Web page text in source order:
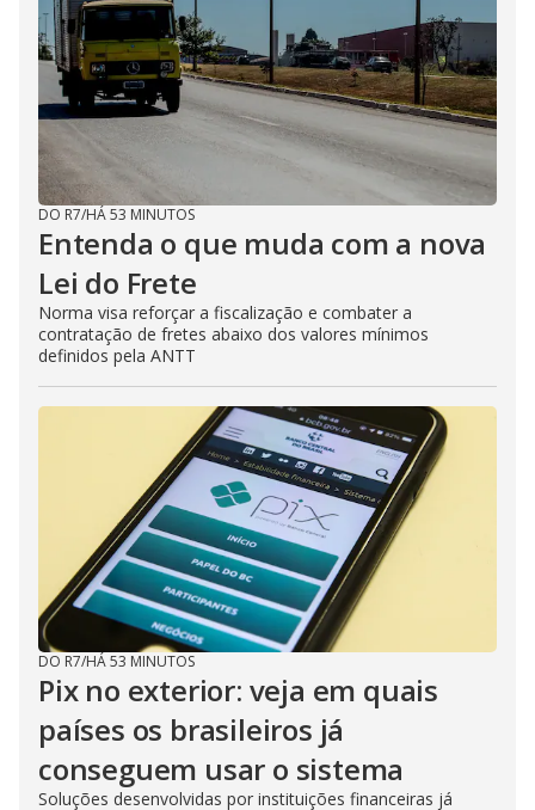
DO R7/HÁ 53 MINUTOS
Entenda o que muda com a nova
Lei do Frete
Norma visa reforçar a fiscalização e combater a
contratação de fretes abaixo dos valores mínimos
definidos pela ANTT
DO R7/HÁ 53 MINUTOS
Pix no exterior: veja em quais
países os brasileiros já
conseguem usar o sistema
Soluções desenvolvidas por instituições financeiras já